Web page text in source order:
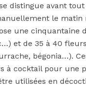
distingue avant
le
une cinquantaine
et de 35 à 40
bégonia…).
à cocktail pour une
utilisées en